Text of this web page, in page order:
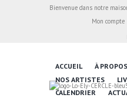
Bienvenue dans notre
Mon compte
ACCUEIL
À PROPOS
NOS ARTISTES
CALENDRIER